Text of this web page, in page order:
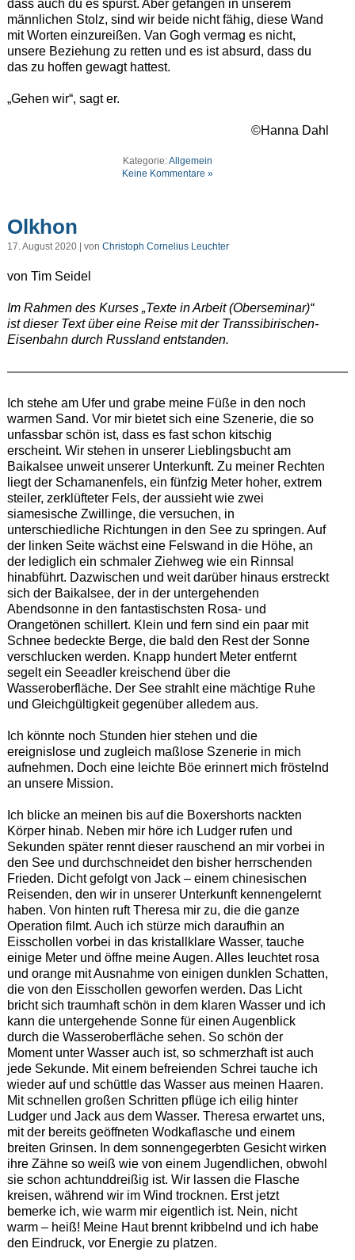
dass auch du es spürst. Aber gefangen in unserem
männlichen Stolz, sind wir beide nicht fähig, diese Wand
mit Worten einzureißen. Van Gogh vermag es nicht,
unsere Beziehung zu retten und es ist absurd, dass du
das zu hoffen gewagt hattest.
„Gehen wir“, sagt er.
©Hanna Dahl
Kategorie:Allgemein
Keine Kommentare »
Olkhon
17. August 2020 | von Christoph Cornelius Leuchter
von Tim Seidel
Im Rahmen des Kurses „Texte in Arbeit (Oberseminar)“
ist dieser Text über eine Reise mit der Transsibirischen-
Eisenbahn durch Russland entstanden.
Ich stehe am Ufer und grabe meine Füße in den noch
warmen Sand. Vor mir bietet sich eine Szenerie, die so
unfassbar schön ist, dass es fast schon kitschig
erscheint. Wir stehen in unserer Lieblingsbucht am
Baikalsee unweit unserer Unterkunft. Zu meiner Rechten
liegt der Schamanenfels, ein fünfzig Meter hoher, extrem
steiler, zerklüfteter Fels, der aussieht wie zwei
siamesische Zwillinge, die versuchen, in
unterschiedliche Richtungen in den See zu springen. Auf
der linken Seite wächst eine Felswand in die Höhe, an
der lediglich ein schmaler Ziehweg wie ein Rinnsal
hinabführt. Dazwischen und weit darüber hinaus erstreckt
sich der Baikalsee, der in der untergehenden
Abendsonne in den fantastischsten Rosa- und
Orangetönen schillert. Klein und fern sind ein paar mit
Schnee bedeckte Berge, die bald den Rest der Sonne
verschlucken werden. Knapp hundert Meter entfernt
segelt ein Seeadler kreischend über die
Wasseroberfläche. Der See strahlt eine mächtige Ruhe
und Gleichgültigkeit gegenüber alledem aus.
Ich könnte noch Stunden hier stehen und die
ereignislose und zugleich maßlose Szenerie in mich
aufnehmen. Doch eine leichte Böe erinnert mich fröstelnd
an unsere Mission.
Ich blicke an meinen bis auf die Boxershorts nackten
Körper hinab. Neben mir höre ich Ludger rufen und
Sekunden später rennt dieser rauschend an mir vorbei in
den See und durchschneidet den bisher herrschenden
Frieden. Dicht gefolgt von Jack – einem chinesischen
Reisenden, den wir in unserer Unterkunft kennengelernt
haben. Von hinten ruft Theresa mir zu, die die ganze
Operation filmt. Auch ich stürze mich daraufhin an
Eisschollen vorbei in das kristallklare Wasser, tauche
einige Meter und öffne meine Augen. Alles leuchtet rosa
und orange mit Ausnahme von einigen dunklen Schatten,
die von den Eisschollen geworfen werden. Das Licht
bricht sich traumhaft schön in dem klaren Wasser und ich
kann die untergehende Sonne für einen Augenblick
durch die Wasseroberfläche sehen. So schön der
Moment unter Wasser auch ist, so schmerzhaft ist auch
jede Sekunde. Mit einem befreienden Schrei tauche ich
wieder auf und schüttle das Wasser aus meinen Haaren.
Mit schnellen großen Schritten pflüge ich eilig hinter
Ludger und Jack aus dem Wasser. Theresa erwartet uns,
mit der bereits geöffneten Wodkaflasche und einem
breiten Grinsen. In dem sonnengegerbten Gesicht wirken
ihre Zähne so weiß wie von einem Jugendlichen, obwohl
sie schon achtunddreißig ist. Wir lassen die Flasche
kreisen, während wir im Wind trocknen. Erst jetzt
bemerke ich, wie warm mir eigentlich ist. Nein, nicht
warm – heiß! Meine Haut brennt kribbelnd und ich habe
den Eindruck, vor Energie zu platzen.